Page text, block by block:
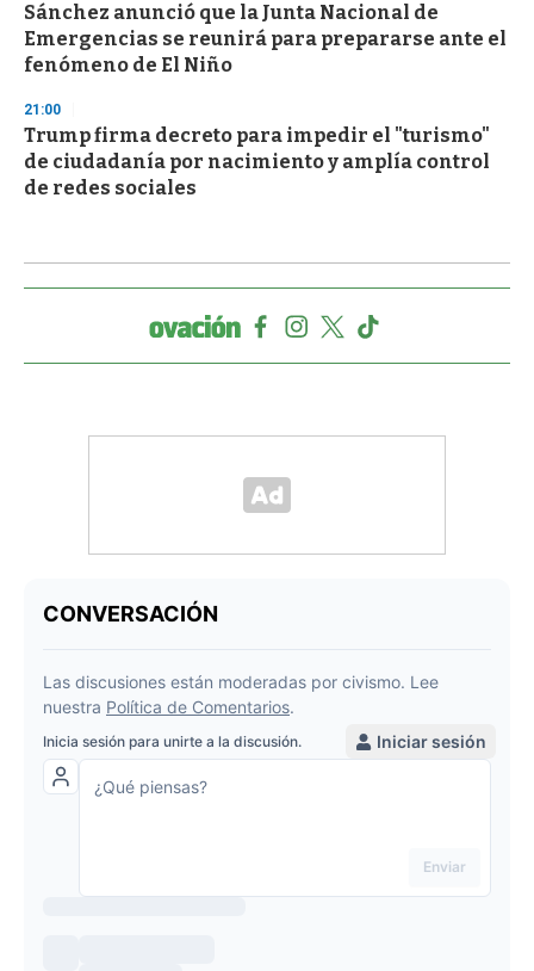
Sánchez anunció que la Junta Nacional de
Emergencias se reunirá para prepararse ante el
fenómeno de El Niño
21:00
Trump firma decreto para impedir el "turismo"
de ciudadanía por nacimiento y amplía control
de redes sociales